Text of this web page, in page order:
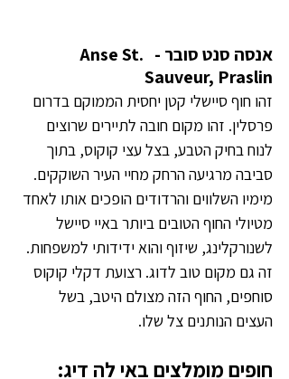
אנסה סנט סובר -  Anse St.
Sauveur, Praslin
זהו חוף סיישלי קטן יחסית הממוקם בדרום
פרסלין. זהו מקום חובה לתיירים שרוצים
לנוח בחיק הטבע, בצל עצי קוקוס, בתוך
סביבה מרגיעה הרחק מחיי העיר השוקקים.
מימיו השלווים והרדודים הופכים אותו לאחד
מטיולי החוף הטובים ביותר באיי סיישל
לשנורקלינג, שיזוף והוא ידידותי למשפחות.
זה גם מקום טוב לדוג. רצועת דקלי קוקוס
סוחפים, החוף הזה מצולם היטב, בשל
העצים הנותנים צל שלו.
חופים מומלצים באי לה דיג: